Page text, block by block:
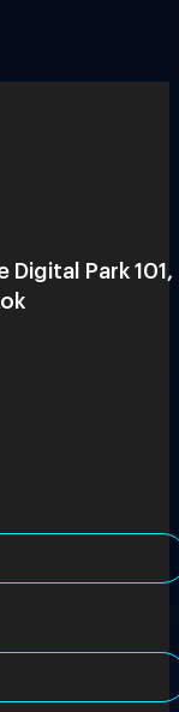
Park 101,